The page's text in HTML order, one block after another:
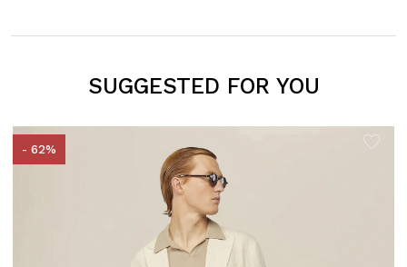
SUGGESTED FOR YOU
- 62%